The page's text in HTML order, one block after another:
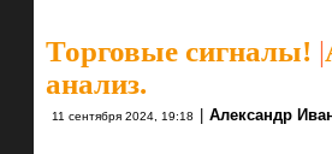
Торговые сигналы! |
анализ.
11 сентября 2024, 19:18 Александр